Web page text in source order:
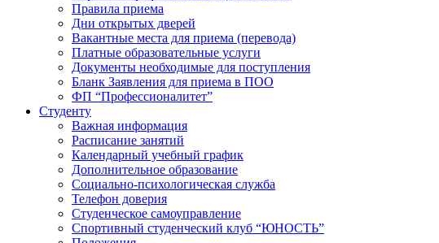
Правила приема
Дни открытых дверей
Вакантные места для приема (перевода)
Платные образовательные услуги
Документы необходимые для поступления
Бланк Заявления для приема в ПОО
ФП “Профессионалитет”
Студенту
Важная информация
Расписание занятий
Календарный учебный график
Дополнительное образование
Социально-психологическая служба
Телефон доверия
Студенческое самоуправление
Спортивный студенческий клуб “ЮНОСТЬ”